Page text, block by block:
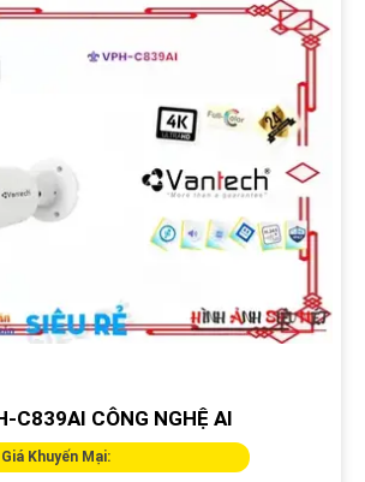
C839AI CÔNG NGHỆ AI
Giá Khuyến Mại: